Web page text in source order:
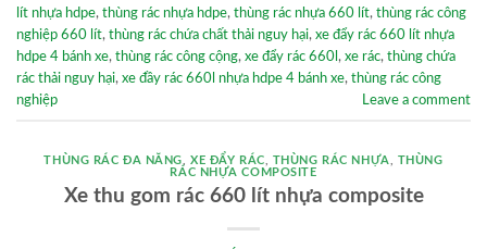
lít nhựa hdpe, thùng rác nhựa hdpe, thùng rác nhựa 660 lít, thùng rác công
nghiệp 660 lít, thùng rác chứa chất thải nguy hại, xe đẩy rác 660 lít nhựa
hdpe 4 bánh xe, thùng rác công cộng, xe đẩy rác 660l , xe rác, thùng chứa
rác thải nguy hại, xe đầy rác 660l nhựa hdpe 4 bánh xe, thùng rác công
nghiệp
Leave a comment
THÙNG RÁC ĐA NĂNG ,XE ĐẨY RÁC THÙNG RÁC NHỰA
THÙNG
RÁC NHỰA COMPOSITE
Xe thu gom rác 660 lít nhựa composite